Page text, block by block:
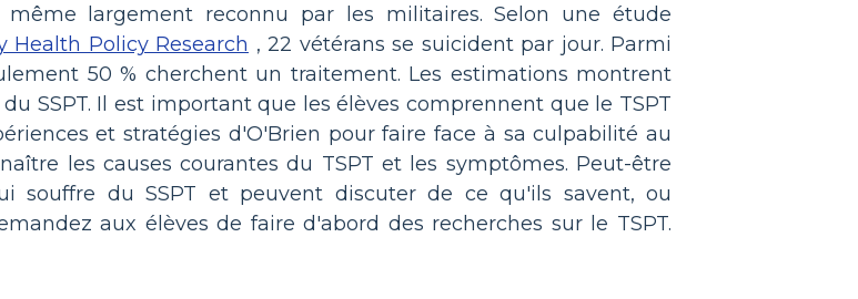
largement reconnu par les militaires. Selon une étude
Health Policy Research , 22 vétérans se suicident par jour. Parmi
50 % cherchent un traitement. Les estimations montrent
SSPT. Il est important que les élèves comprennent que le TSPT
et stratégies d'O'Brien pour faire face à sa culpabilité au
les causes courantes du TSPT et les symptômes. Peut-être
souffre du SSPT et peuvent discuter de ce qu'ils savent, ou
aux élèves de faire d'abord des recherches sur le TSPT.